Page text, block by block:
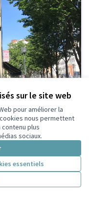
sur le site web
pour améliorer la
nous permettent
plus
sociaux.
essentiels